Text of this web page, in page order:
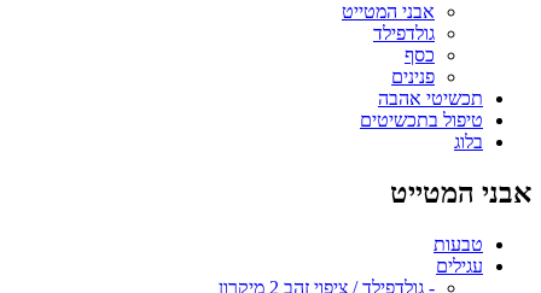
אבני המטייט
גולדפילד
כסף
פנינים
תכשיטי אהבה
טיפול בתכשיטים
בלוג
אבני המטייט
טבעות
עגילים
- גולדפילד / ציפוי זהב 2 מיקרון